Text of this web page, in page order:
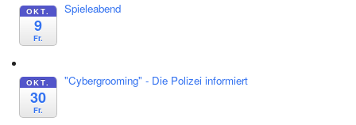
OKT.
9
Fr.
Spieleabend
OKT.
30
Fr.
"Cybergrooming" - Die Polizei informiert